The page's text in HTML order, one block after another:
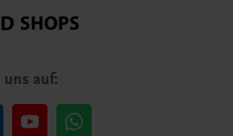
uns auf: